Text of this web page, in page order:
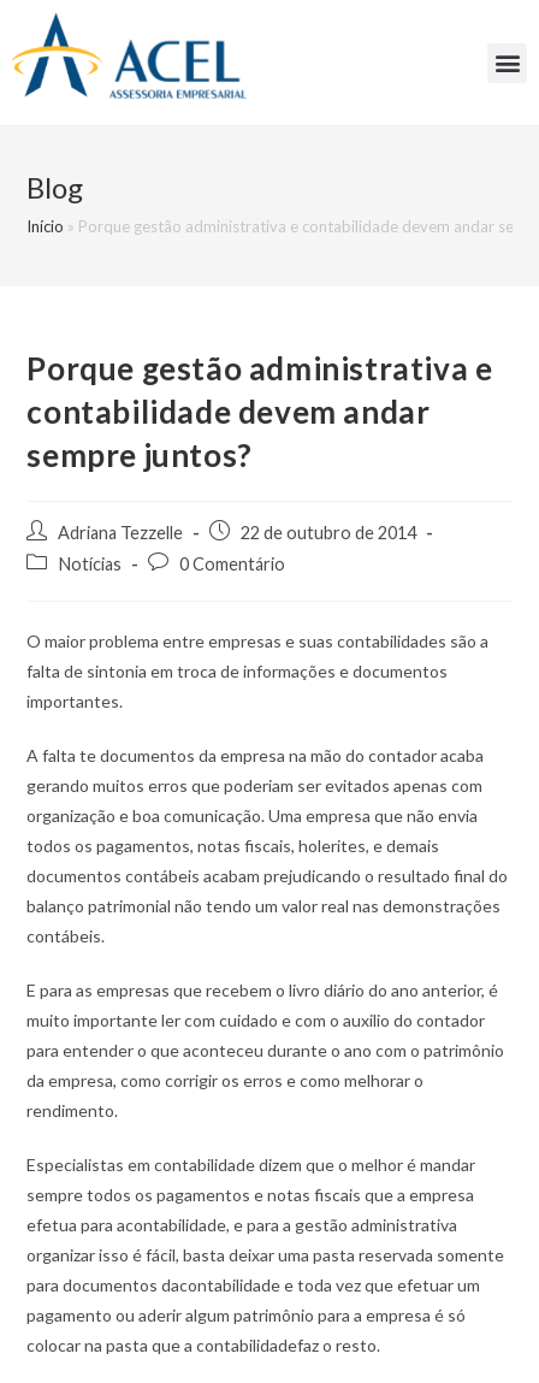
Blog
Início » Porque gestão administrativa e contabilidade devem andar
Porque gestão administrativa e
contabilidade devem andar
sempre juntos?
Adriana Tezzelle
22 de outubro de 2014
Notícias
0 Comentário
O maior problema entre empresas e suas contabilidades são a
falta de sintonia em troca de informações e documentos
importantes.
A falta te documentos da empresa na mão do contador acaba
gerando muitos erros que poderiam ser evitados apenas com
organização e boa comunicação. Uma empresa que não envia
todos os pagamentos, notas fiscais, holerites, e demais
documentos contábeis acabam prejudicando o resultado final do
balanço patrimonial não tendo um valor real nas demonstrações
contábeis.
E para as empresas que recebem o livro diário do ano anterior, é
muito importante ler com cuidado e com o auxilio do contador
para entender o que aconteceu durante o ano com o patrimônio
da empresa, como corrigir os erros e como melhorar o
rendimento.
Especialistas em contabilidade dizem que o melhor é mandar
sempre todos os pagamentos e notas fiscais que a empresa
efetua para acontabilidade, e para a gestão administrativa
organizar isso é fácil, basta deixar uma pasta reservada somente
para documentos dacontabilidade e toda vez que efetuar um
pagamento ou aderir algum patrimônio para a empresa é só
colocar na pasta que a contabilidadefaz o resto.